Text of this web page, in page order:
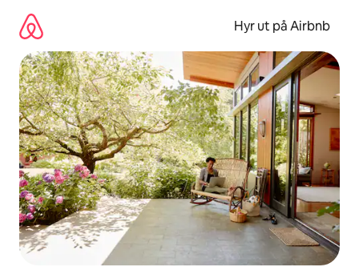
innehåll
Hyr ut på Airbnb